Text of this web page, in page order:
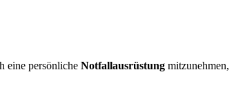
eine persönliche Notfallausrüstung mitzunehmen,